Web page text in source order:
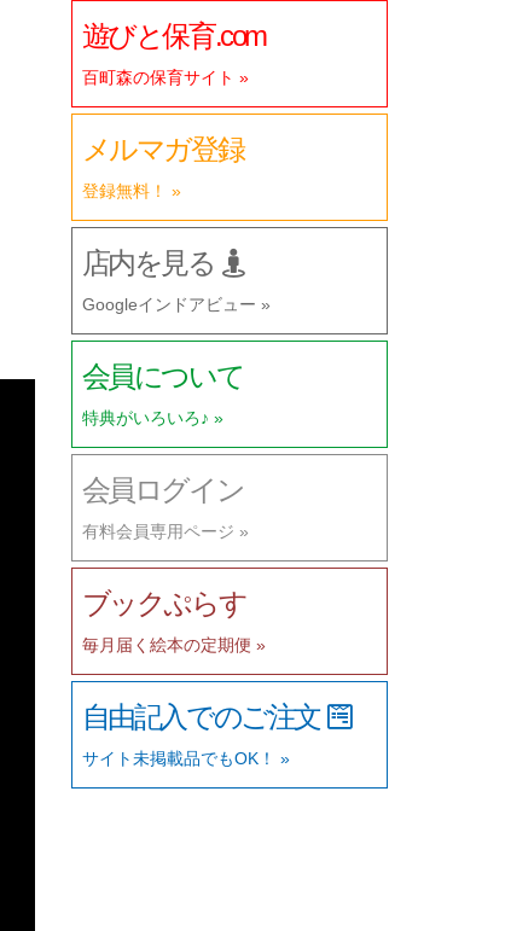
遊びと保育.com
百町森の保育サイト »
メルマガ登録
登録無料！ »
店内を見る
Googleインドアビュー »
会員について
特典がいろいろ♪ »
会員ログイン
有料会員専用ページ »
ブックぷらす
毎月届く絵本の定期便 »
自由記入でのご注文
サイト未掲載品でもOK！ »